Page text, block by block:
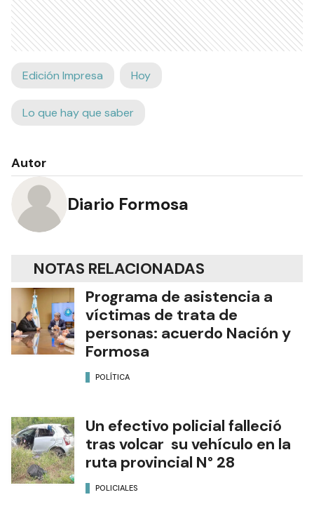
Edición Impresa Hoy
Lo que hay que saber
Autor
Diario Formosa
NOTAS RELACIONADAS
Programa de asistencia a
víctimas de trata de
personas: acuerdo Nación y
Formosa
POLÍTICA
Un efectivo policial falleció
tras volcar su vehículo en la
ruta provincial N° 28
POLICIALES